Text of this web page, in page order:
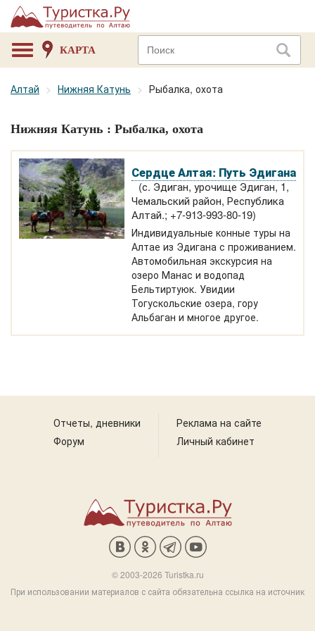
КАРТА
Алтай Нижняя Катунь Рыбалка, охота
Нижняя Катунь : Рыбалка, охота
Сердце Алтая: Путь Эдигана
(с. Эдиган, урочище Эдиган, 1,
Чемальский район, Республика
Алтай.; +7-913-993-80-19)
Индивидуальные конные туры на
Алтае из Эдигана с проживанием.
Автомобильная экскурсия на
озеро Манас и водопад
Бельтиртуюк. Увидии
Тогускольские озера, гору
Альбаган и многое другое.
Отчеты, дневники
Форум
Реклама на сайте
Личный кабинет
© 2003-2026 Turistka.ru
При использовании материалов с сайта обязательна ссылка на источник